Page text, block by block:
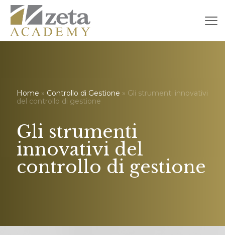
Home » Controllo di Gestione » Gli strumenti innovativi
del controllo di gestione
Gli strumenti
innovativi del
controllo di gestione